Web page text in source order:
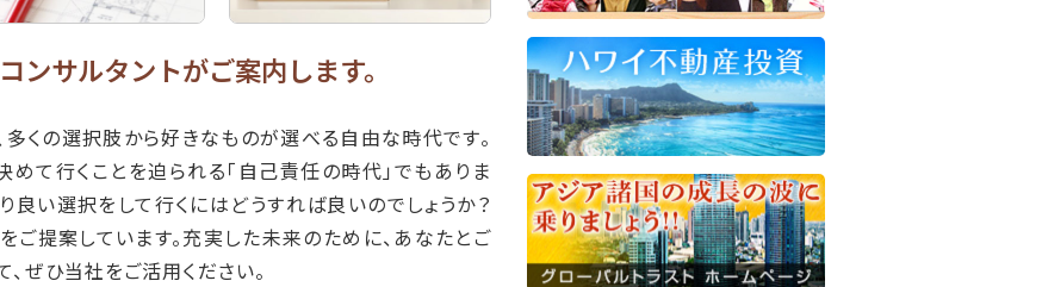
した自分年金づくり」 ページをリニューアルしました。
産物件」掲載情報を更新しました。
動産物件」 掲載情報を更新しました。
ンサルタントがご案内します。
くの選択肢から好きなものが選べる自由な時代です。
て行くことを迫られる「自己責任の時代」でもありま
良い選択をして行くにはどうすれば良いのでしょうか？
提案しています。充実した未来のために、あなたとご
、ぜひ当社をご活用ください。